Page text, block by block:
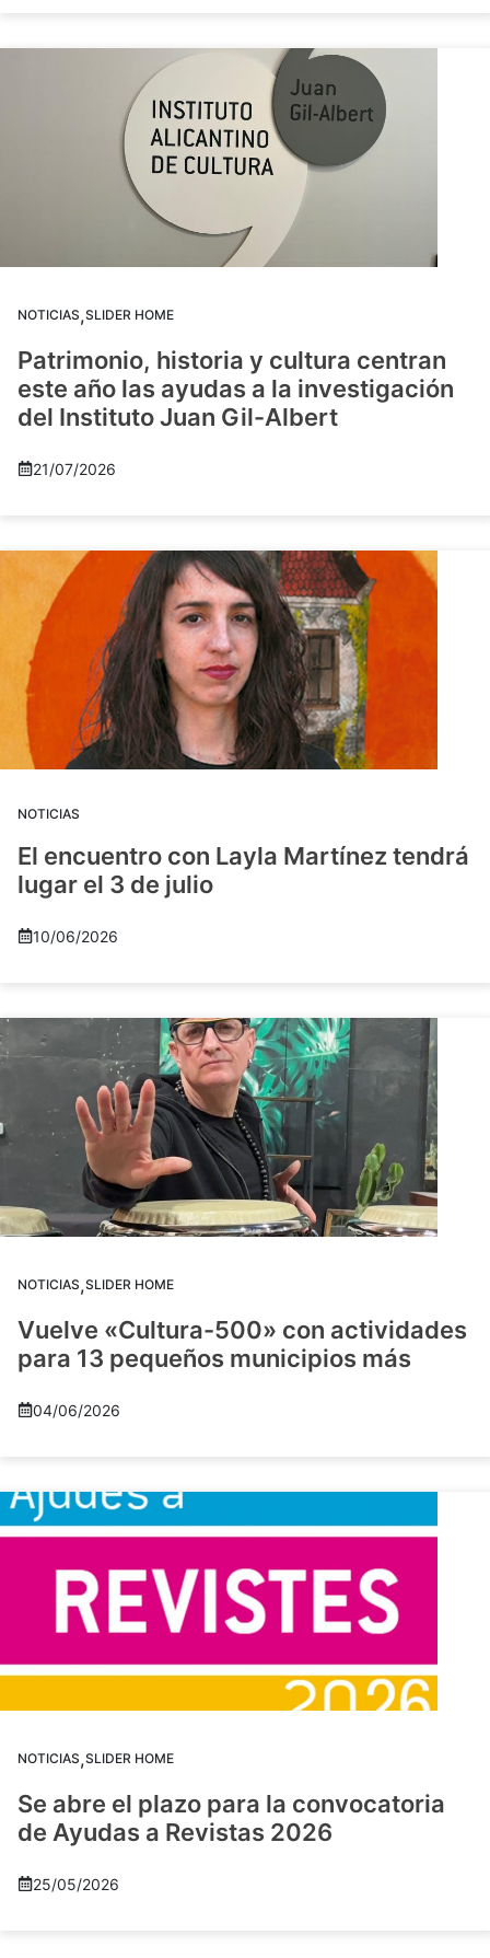
NOTICIAS,SLIDER HOME
Patrimonio, historia y cultura centran
este año las ayudas a la investigación
del Instituto Juan Gil-Albert
21/07/2026
NOTICIAS
El encuentro con Layla Martínez tendrá
lugar el 3 de julio
10/06/2026
NOTICIAS,SLIDER HOME
Vuelve «Cultura-500» con actividades
para 13 pequeños municipios más
04/06/2026
NOTICIAS,SLIDER HOME
Se abre el plazo para la convocatoria
de Ayudas a Revistas 2026
25/05/2026